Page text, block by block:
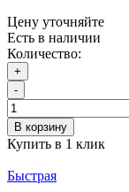
Цену уточняйте
Есть в наличии
Количество:
+
-
В корзину
Купить в 1 клик
Быстрая